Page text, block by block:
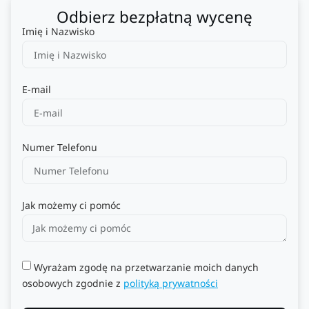
Odbierz bezpłatną wycenę
Imię i Nazwisko
E-mail
Numer Telefonu
Jak możemy ci pomóc
Wyrażam zgodę na przetwarzanie moich danych
osobowych zgodnie z polityką prywatności